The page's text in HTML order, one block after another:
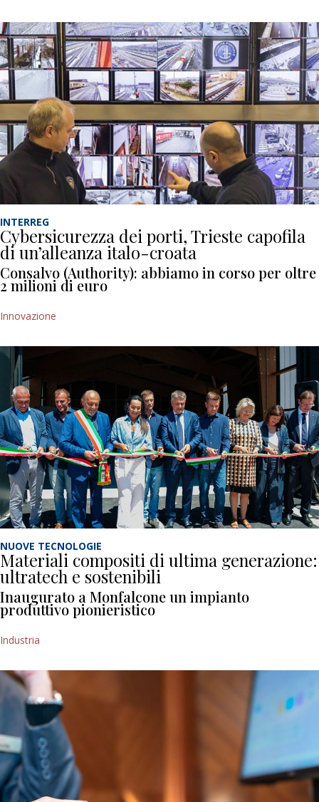
INTERREG
Cybersicurezza dei porti, Trieste capofila
di un’alleanza italo-croata
Consalvo (Authority): abbiamo in corso per oltre
2 milioni di euro
Innovazione
NUOVE TECNOLOGIE
Materiali compositi di ultima generazione:
ultratech e sostenibili
Inaugurato a Monfalcone un impianto
produttivo pionieristico
Industria